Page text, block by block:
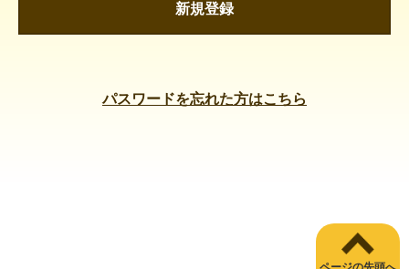
新規登録
パスワードを忘れた方はこちら